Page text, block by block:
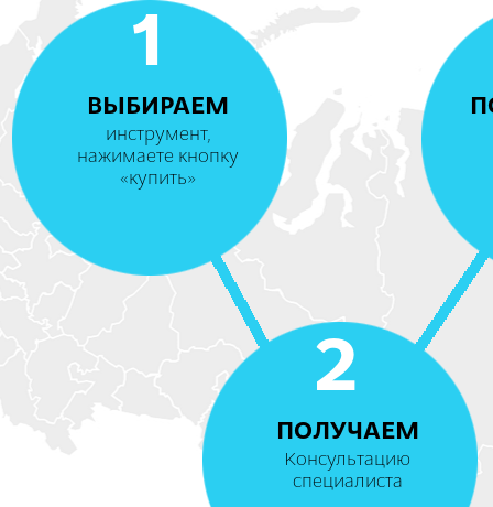
1
ВЫБИРАЕМ
инструмент,
нажимаете кнопку
«купить»
2
ПОЛУЧАЕМ
Консультацию
специалиста